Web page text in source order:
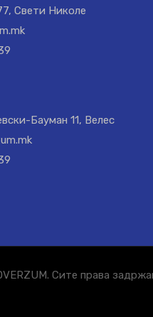
Свети Николе
Бауман 11, Велес
Сите права